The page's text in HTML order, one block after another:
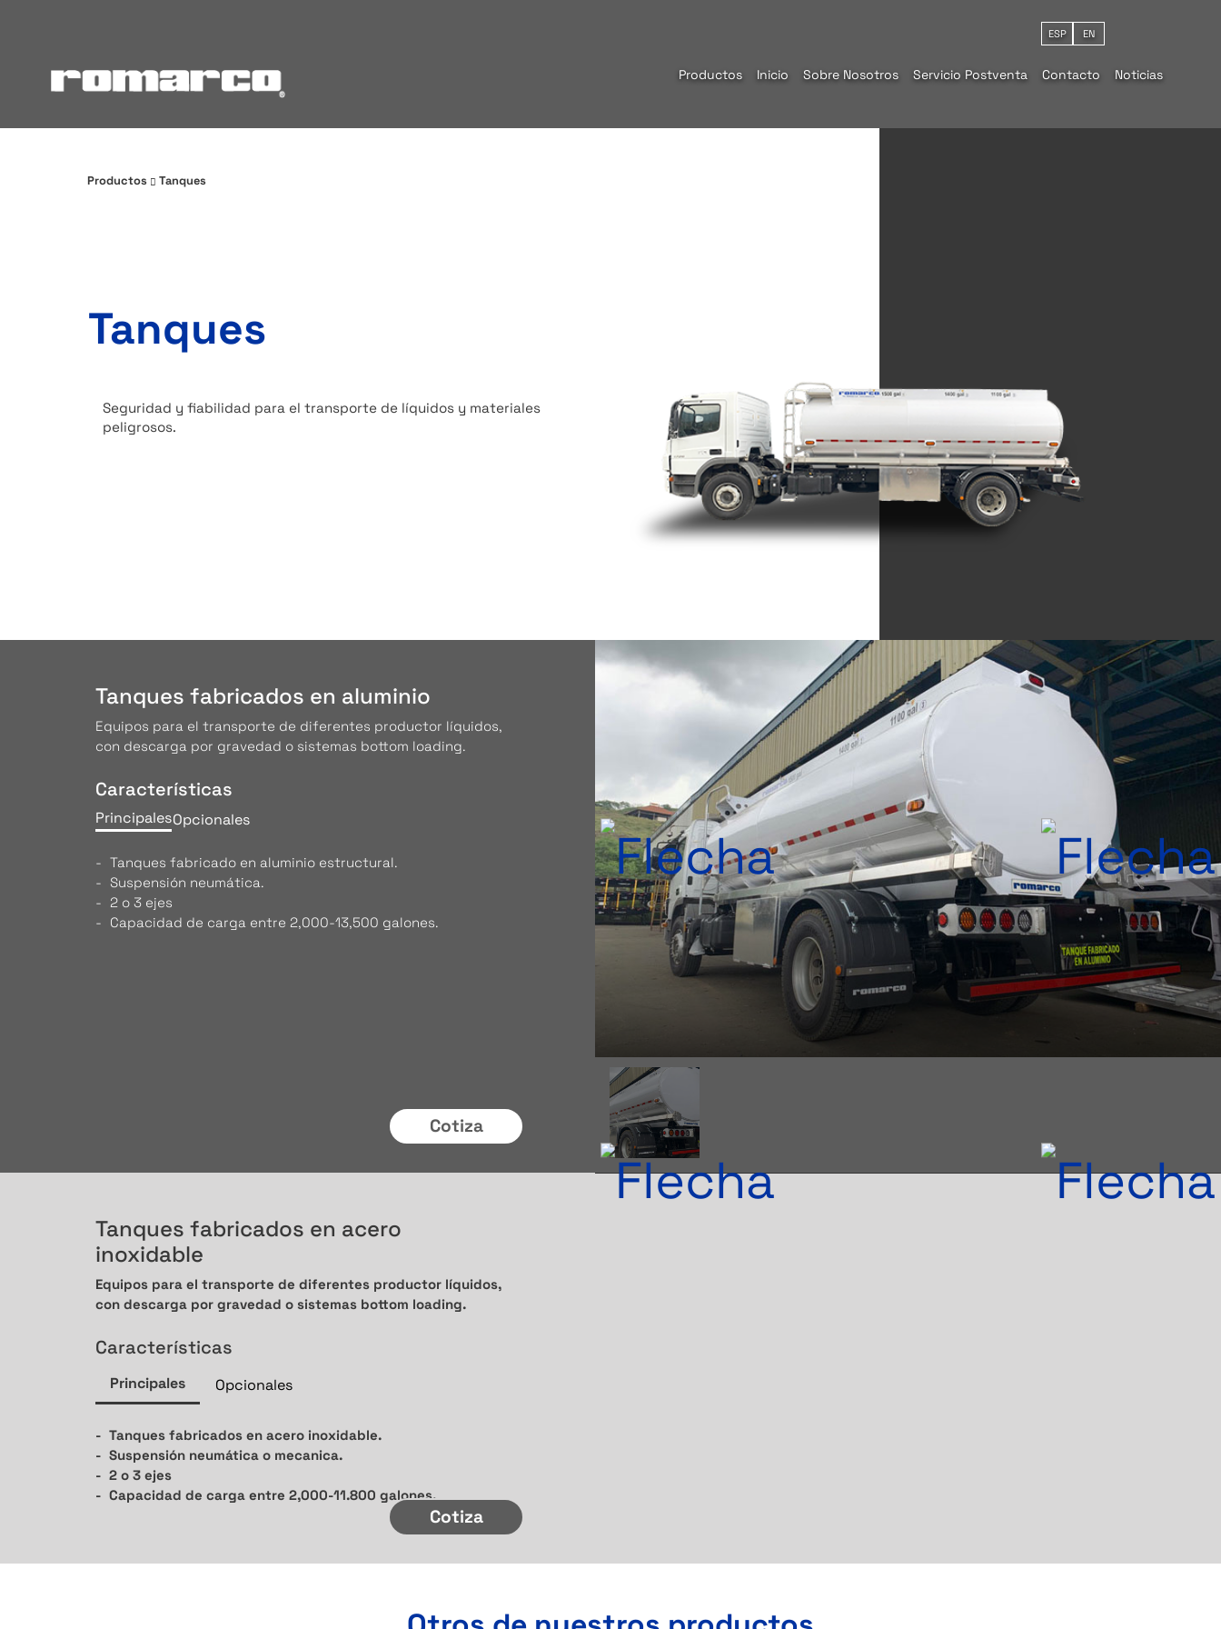
Productos Inicio Sobre Nosotros Servicio Postventa Contacto Noticias
ESP EN
Productos Tanques
Tanques
Seguridad y fiabilidad para el transporte de líquidos y materiales
peligrosos.
Tanques fabricados en aluminio
Equipos para el transporte de diferentes productor líquidos,
con descarga por gravedad o sistemas bottom loading.
Características
PrincipalesOpcionales
Tanques fabricado en aluminio estructural.
Suspensión neumática.
2 o 3 ejes
Capacidad de carga entre 2,000-13,500 galones.
Cotiza
Tanques fabricados en acero
inoxidable
Equipos para el transporte de diferentes productor líquidos,
con descarga por gravedad o sistemas bottom loading.
Características
Principales Opcionales
Tanques fabricados en acero inoxidable.
Suspensión neumática o mecanica.
2 o 3 ejes
Capacidad de carga entre 2,000-11.800 galones.
Cotiza